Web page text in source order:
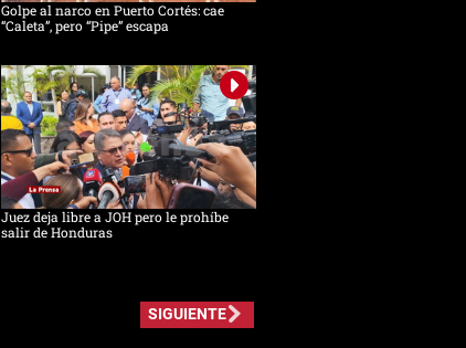
Golpe al narco en Puerto Cortés: cae
“Caleta”, pero “Pipe” escapa
Juez deja libre a JOH pero le prohíbe
salir de Honduras
SIGUIENTE